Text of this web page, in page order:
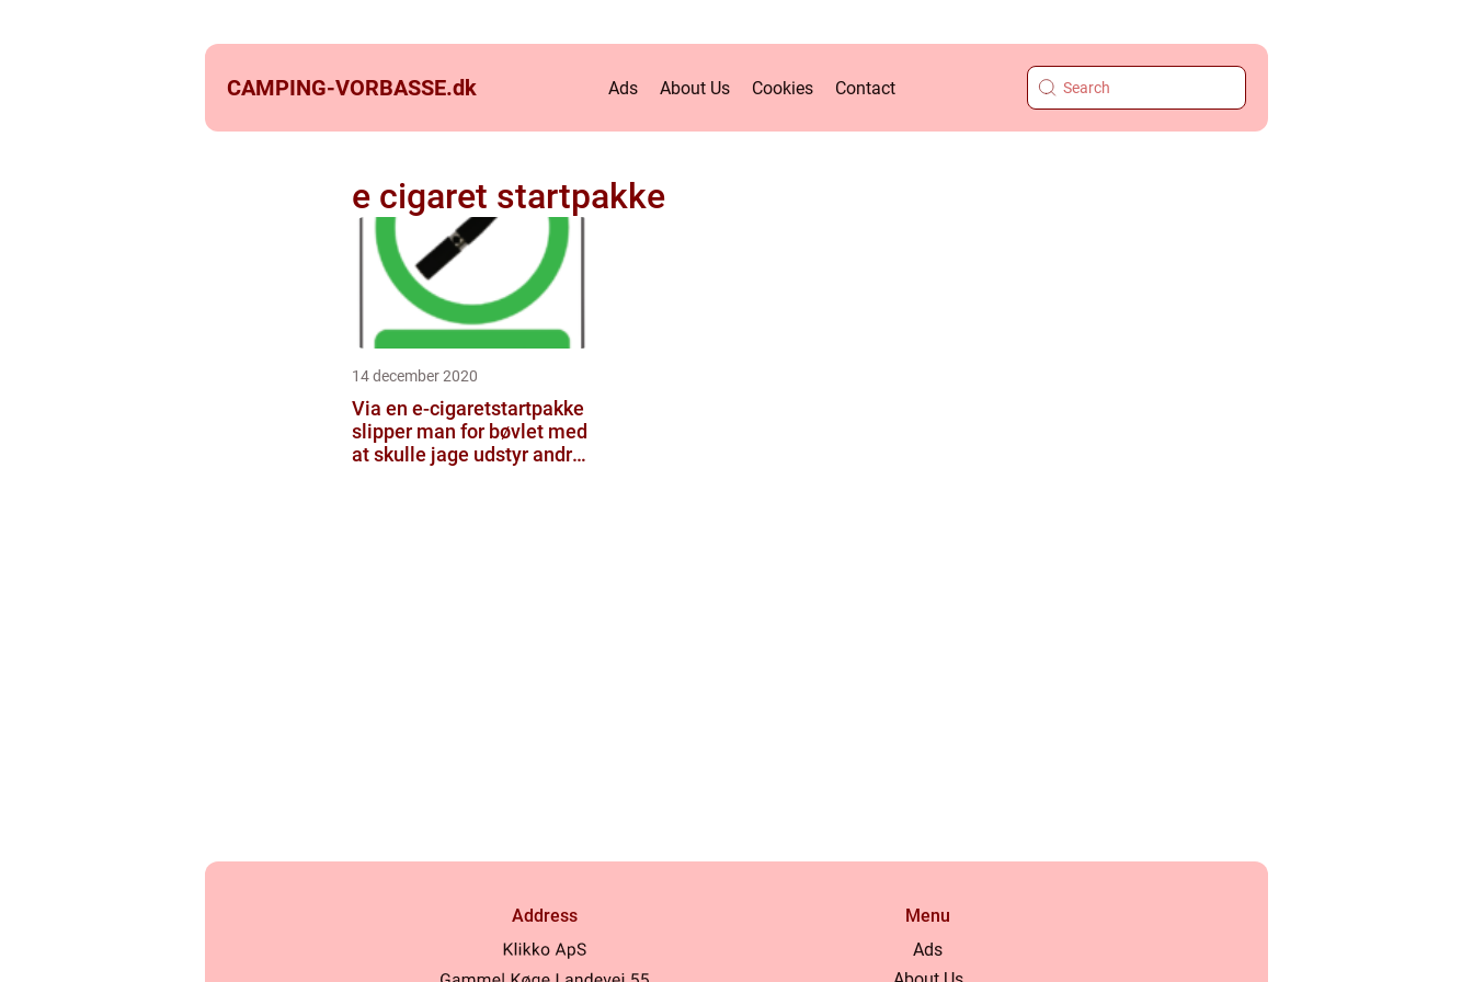
CAMPING-VORBASSE.dk Ads About Us Cookies Contact
e cigaret startpakke
14 december 2020
Via en e-cigaretstartpakke
slipper man for bøvlet med
at skulle jage udstyr andre
Address
Menu
Ads